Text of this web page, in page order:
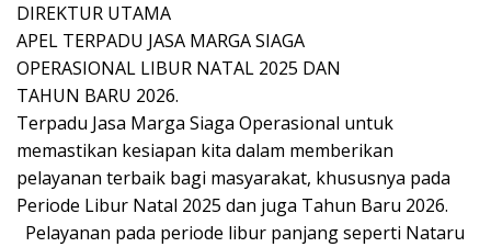
DIREKTUR UTAMA
APEL TERPADU JASA MARGA SIAGA
OPERASIONAL LIBUR NATAL 2025 DAN
TAHUN BARU 2026.
Terpadu Jasa Marga Siaga Operasional untuk
memastikan kesiapan kita dalam memberikan
pelayanan terbaik bagi masyarakat, khususnya pada
Periode Libur Natal 2025 dan juga Tahun Baru 2026.
Pelayanan pada periode libur panjang seperti Nataru